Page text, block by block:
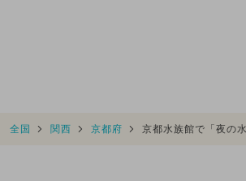
全国 関西 京都府 京都水族館で「夜の